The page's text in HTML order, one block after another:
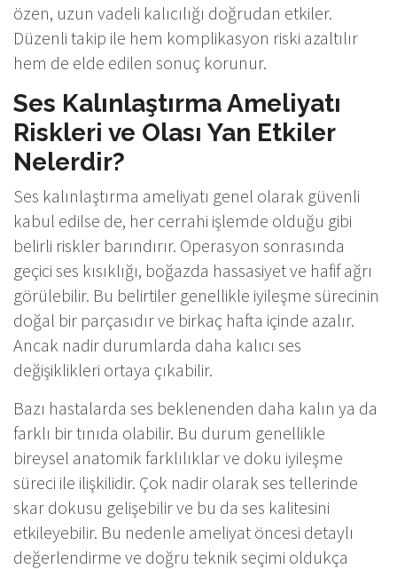
özen, uzun vadeli kalıcılığı doğrudan etkiler.
Düzenli takip ile hem komplikasyon riski azaltılır
hem de elde edilen sonuç korunur.
Ses Kalınlaştırma Ameliyatı
Riskleri ve Olası Yan Etkiler
Nelerdir?
Ses kalınlaştırma ameliyatı genel olarak güvenli
kabul edilse de, her cerrahi işlemde olduğu gibi
belirli riskler barındırır. Operasyon sonrasında
geçici ses kısıklığı, boğazda hassasiyet ve hafif ağrı
görülebilir. Bu belirtiler genellikle iyileşme sürecinin
doğal bir parçasıdır ve birkaç hafta içinde azalır.
Ancak nadir durumlarda daha kalıcı ses
değişiklikleri ortaya çıkabilir.
Bazı hastalarda ses beklenenden daha kalın ya da
farklı bir tınıda olabilir. Bu durum genellikle
bireysel anatomik farklılıklar ve doku iyileşme
süreci ile ilişkilidir. Çok nadir olarak ses tellerinde
skar dokusu gelişebilir ve bu da ses kalitesini
etkileyebilir. Bu nedenle ameliyat öncesi detaylı
değerlendirme ve doğru teknik seçimi oldukça